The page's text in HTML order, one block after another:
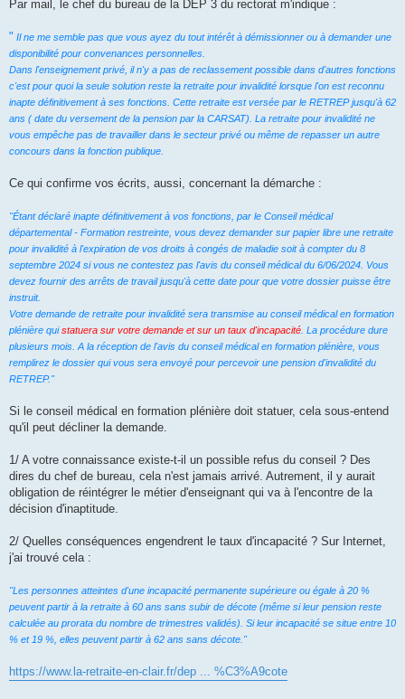
Par mail, le chef du bureau de la DEP 3 du rectorat m'indique :
" Il ne me semble pas que vous ayez du tout intérêt à démissionner ou à demander une
disponibilité pour convenances personnelles.
Dans l'enseignement privé, il n'y a pas de reclassement possible dans d'autres fonctions
c'est pour quoi la seule solution reste la retraite pour invalidité lorsque l'on est reconnu
inapte définitivement à ses fonctions. Cette retraite est versée par le RETREP jusqu'à 62
ans ( date du versement de la pension par la CARSAT). La retraite pour invalidité ne
vous empêche pas de travailler dans le secteur privé ou même de repasser un autre
concours dans la fonction publique.
Ce qui confirme vos écrits, aussi, concernant la démarche :
"Étant déclaré inapte définitivement à vos fonctions, par le Conseil médical
départemental - Formation restreinte, vous devez demander sur papier libre une retraite
pour invalidité à l'expiration de vos droits à congés de maladie soit à compter du 8
septembre 2024 si vous ne contestez pas l'avis du conseil médical du 6/06/2024. Vous
devez fournir des arrêts de travail jusqu'à cette date pour que votre dossier puisse être
instruit.
Votre demande de retraite pour invalidité sera transmise au conseil médical en formation
plénière quistatuera sur votre demande et sur un taux d'incapacité . La procédure dure
plusieurs mois. A la réception de l'avis du conseil médical en formation plénière, vous
remplirez le dossier qui vous sera envoyé pour percevoir une pension d'invalidité du
RETREP."
Si le conseil médical en formation plénière doit statuer, cela sous-entend
qu'il peut décliner la demande.
1/ A votre connaissance existe-t-il un possible refus du conseil ? Des
dires du chef de bureau, cela n'est jamais arrivé. Autrement, il y aurait
obligation de réintégrer le métier d'enseignant qui va à l'encontre de la
décision d'inaptitude.
2/ Quelles conséquences engendrent le taux d'incapacité ? Sur Internet,
j'ai trouvé cela :
"Les personnes atteintes d'une incapacité permanente supérieure ou égale à 20 %
peuvent partir à la retraite à 60 ans sans subir de décote (même si leur pension reste
calculée au prorata du nombre de trimestres validés). Si leur incapacité se situe entre 10
% et 19 %, elles peuvent partir à 62 ans sans décote."
https://www.la-retraite-en-clair.fr/dep ... %C3%A9cote